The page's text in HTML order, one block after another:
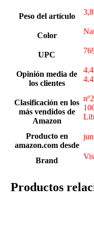
Peso del artículo
Color
UPC
Opinión media de
los clientes
Clasificación en los
más vendidos de
Amazon
Producto en
amazon.com desde
Brand
Productos